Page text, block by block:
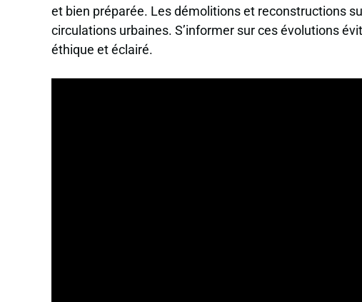
et bien préparée. Les démolitions et reconstructions
circulations urbaines. S’informer sur ces évolutions
éthique et éclairé.